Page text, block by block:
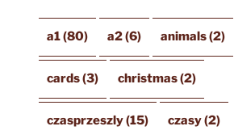
a1(80) a2(6) animals(2)
cards(3) christmas(2)
czasprzeszly(15) czasy(2)